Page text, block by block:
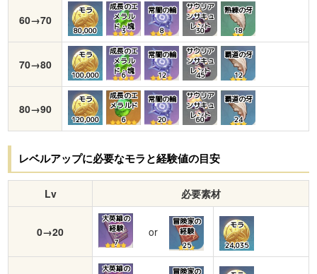
60→70
モラ
80,000
成長のエ
メラル
ド・塊
3
常闇の輪
8
サウリア
ンサキュ
レント
30
熟練の牙
18
70→80
モラ
100,000
成長のエ
メラル
ド・塊
6
常闇の輪
12
サウリア
ンサキュ
レント
45
覇道の牙
12
80→90
モラ
120,000
成長のエ
メラルド
6
常闇の輪
20
サウリア
ンサキュ
レント
60
覇道の牙
24
レベルアップに必要なモラと経験値の目安
Lv 必要素材
0→20
大英雄の
経験
7
or
冒険家の
経験
25
モラ
24,035
大英雄の
冒険家の